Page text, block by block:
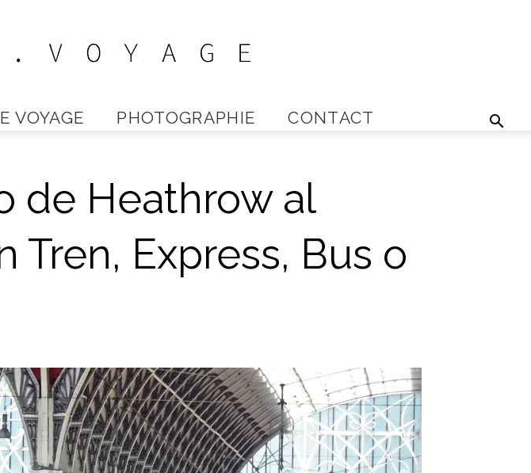
Vincent
VOYAGE PHOTOGRAPHIE CONTACT
de Heathrow al
Express, Bus o